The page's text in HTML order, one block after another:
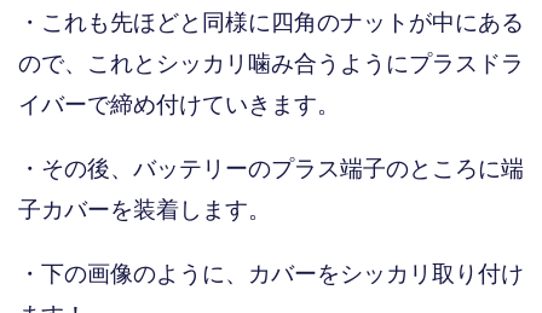
・これも先ほどと同様に四角のナットが中にある
ので、これとシッカリ噛み合うようにプラスドラ
イバーで締め付けていきます。
・その後、バッテリーのプラス端子のところに端
子カバーを装着します。
・下の画像のように、カバーをシッカリ取り付け